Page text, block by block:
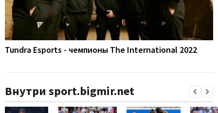
Tundra Esports - чемпионы The International 2022
Внутри sport.bigmir.net